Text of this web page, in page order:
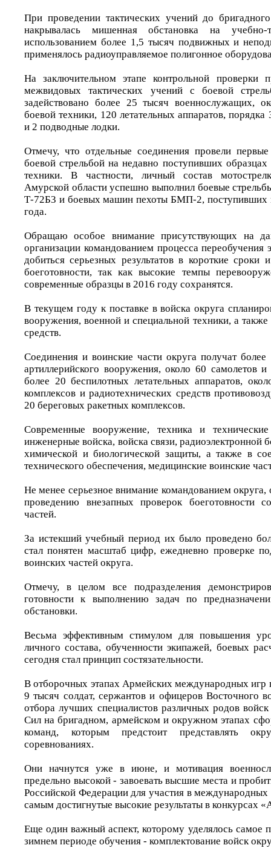
При проведении тактических учений до
накрывалась мишенная обстановка на учебно-
использованием более 1,5 тысяч подвижных и
применялось радиоуправляемое полигонное
На заключительном этапе контрольной проверки
межвидовых тактических учений с боевой
задействовано более 25 тысяч военнослужащих,
боевой техники, 120 летательных аппаратов,
и 2 подводные лодки.
Отмечу, что отдельные соединения провели
боевой стрельбой на недавно поступивших
техники. В частности, личный состав
Амурской области успешно выполнил боевые
Т-72Б3 и боевых машин пехоты БМП-2, поступивших
года.
Обращаю особое внимание присутствующих на
организации командованием процесса переобучения
добиться серьезных результатов в короткие сроки
боеготовности, так как высокие темпы
современные образцы в 2016 году сохранятся.
В текущем году к поставке в войска округа
вооружения, военной и специальной техники, а
средств.
Соединения и воинские части округа получат
артиллерийского вооружения, около 60 самолетов и
более 20 беспилотных летательных аппаратов,
комплексов и радиотехнических средств
20 береговых ракетных комплексов.
Современные вооружение, техника и
инженерные войска, войска связи, радиоэлектронной
химической и биологической защиты, а также в
технического обеспечения, медицинские воинские
Не менее серьезное внимание командованием округа,
проведению внезапных проверок боеготовности
частей.
За истекший учебный период их было проведено
стал понятен масштаб цифр, ежедневно проверке
воинских частей округа.
Отмечу, в целом все подразделения
готовности к выполнению задач по
обстановки.
Весьма эффективным стимулом для повышения
личного состава, обученности экипажей, боевых
сегодня стал принцип состязательности.
В отборочных этапах Армейских международных игр
9 тысяч солдат, сержантов и офицеров Восточного
отбора лучших специалистов различных родов
Сил на бригадном, армейском и окружном этапах
команд, которым предстоит представлять
соревнованиях.
Они начнутся уже в июне, и мотивация
предельно высокой - завоевать высшие места и
Российской Федерации для участия в международных
самым достигнутые высокие результаты в конкурсах
Еще один важный аспект, которому уделялось самое
зимнем периоде обучения - комплектование войск